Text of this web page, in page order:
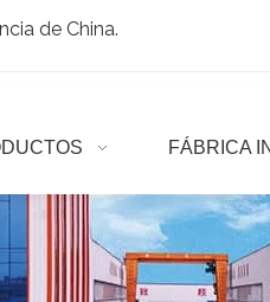
de China.
FÁBRICA